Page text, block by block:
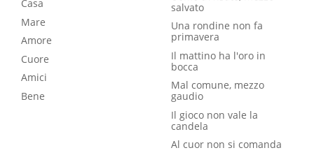
Casa
Mare
Amore
Cuore
Amici
Bene
salvato
Una rondine non fa
primavera
Il mattino ha l'oro in
bocca
Mal comune, mezzo
gaudio
Il gioco non vale la
candela
Al cuor non si comanda